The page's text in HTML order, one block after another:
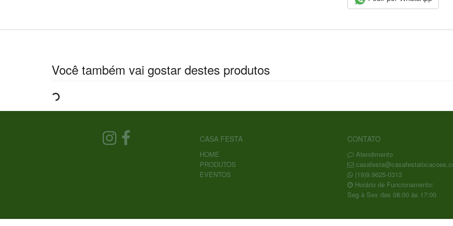
Você também vai gostar destes produtos
CASA FESTA
HOME
PRODUTOS
EVENTOS
CONTATO
Atendimento
(19)9.9625-0313
Horário de Funcionamento:
Seg à Sex das 08:00 às 17:00